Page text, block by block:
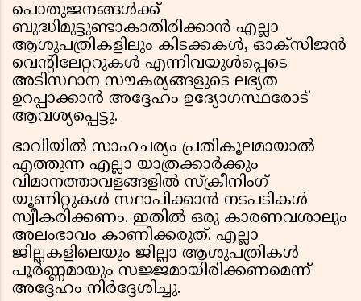
പൊതുജനങ്ങൾക്ക്
ബുദ്ധിമുട്ടുണ്ടാകാതിരിക്കാൻ എല്ലാ
ആശുപത്രികളിലും കിടക്കകൾ, ഓക്സിജൻ
വെന്റിലേറ്ററുകൾ എന്നിവയുൾപ്പെടെ
അടിസ്ഥാന സൗകര്യങ്ങളുടെ ലഭ്യത
ഉറപ്പാക്കാൻ അദ്ദേഹം ഉദ്യോഗസ്ഥരോട്
ആവശ്യപ്പെട്ടു.
ഭാവിയിൽ സാഹചര്യം പ്രതികൂലമായാൽ
എത്തുന്ന എല്ലാ യാത്രക്കാർക്കും
വിമാനത്താവളങ്ങളിൽ സ്ക്രീനിംഗ്
യൂണിറ്റുകൾ സ്ഥാപിക്കാൻ നടപടികൾ
സ്വീകരിക്കണം. ഇതിൽ ഒരു കാരണവശാലും
അലംഭാവം കാണിക്കരുത്. എല്ലാ
ജില്ലകളിലെയും ജില്ലാ ആശുപത്രികൾ
പൂർണ്ണമായും സജ്ജമായിരിക്കണമെന്ന്
അദ്ദേഹം നിർദ്ദേശിച്ചു.